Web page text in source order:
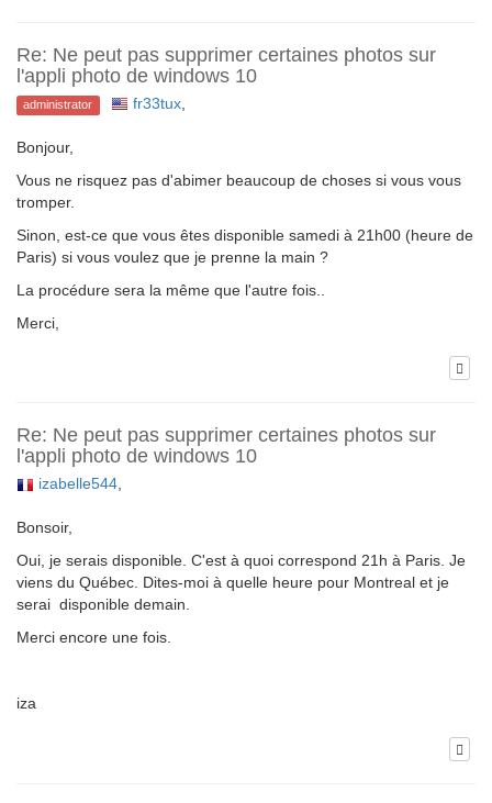
Re: Ne peut pas supprimer certaines photos sur
l'appli photo de windows 10
administrator fr33tux,
Bonjour,
Vous ne risquez pas d'abimer beaucoup de choses si vous vous
tromper.
Sinon, est-ce que vous êtes disponible samedi à 21h00 (heure de
Paris) si vous voulez que je prenne la main ?
La procédure sera la même que l'autre fois..
Merci,
Re: Ne peut pas supprimer certaines photos sur
l'appli photo de windows 10
izabelle544,
Bonsoir,
Oui, je serais disponible. C'est à quoi correspond 21h à Paris. Je
viens du Québec. Dites-moi à quelle heure pour Montreal et je
serai disponible demain.
Merci encore une fois.
iza